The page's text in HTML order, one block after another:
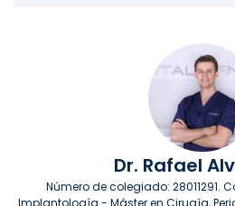
Dr. Rafael
Número de colegiado: 28011291.
Implantología - Máster en Cirugía,